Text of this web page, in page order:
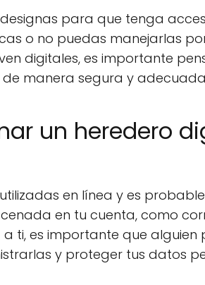
para que tenga
o no puedas manejarlas
digitales, es importante
manera segura y
un heredero
en línea y es
en tu cuenta, como
ti, es importante que
y proteger tus datos